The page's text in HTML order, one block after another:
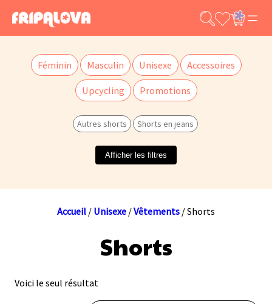
contenu
Féminin Masculin Unisexe Accessoires
Upcycling Promotions
Autres shorts Shorts en jeans
Afficher les filtres
Accueil / Unisexe /Vêtements / Shorts
Shorts
Voici le seul résultat